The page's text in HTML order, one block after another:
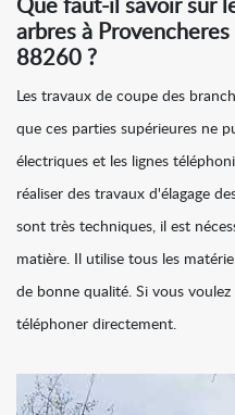
Que faut-il savoir sur
arbres à
88260 ?
Les travaux de coupe des
que ces parties supérieures ne
électriques et les lignes
réaliser des travaux d'élagage
sont très techniques, il est
matière. Il utilise tous les
de bonne qualité. Si vous
téléphoner directement.